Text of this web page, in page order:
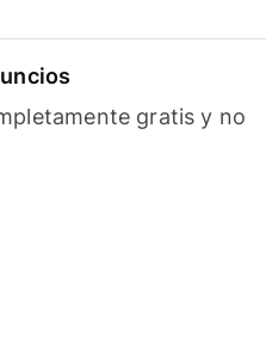
gratis y no